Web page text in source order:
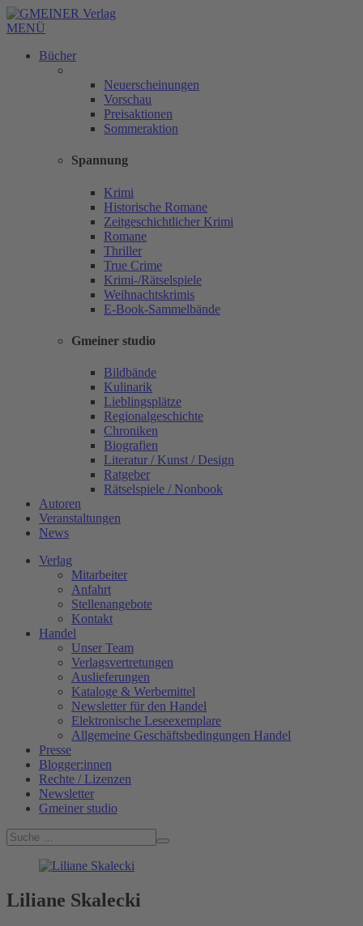
MENÜ
Bücher
Neuerscheinungen
Vorschau
Preisaktionen
Sommeraktion
Spannung
Krimi
Historische Romane
Zeitgeschichtlicher Krimi
Romane
Thriller
True Crime
Krimi-/Rätselspiele
Weihnachtskrimis
E-Book-Sammelbände
Gmeiner studio
Bildbände
Kulinarik
Lieblingsplätze
Regionalgeschichte
Chroniken
Biografien
Literatur / Kunst / Design
Ratgeber
Rätselspiele / Nonbook
Autoren
Veranstaltungen
News
Verlag
Mitarbeiter
Anfahrt
Stellenangebote
Kontakt
Handel
Unser Team
Verlagsvertretungen
Auslieferungen
Kataloge & Werbemittel
Newsletter für den Handel
Elektronische Leseexemplare
Allgemeine Geschäftsbedingungen Handel
Presse
Blogger:innen
Rechte / Lizenzen
Newsletter
Gmeiner studio
Liliane Skalecki